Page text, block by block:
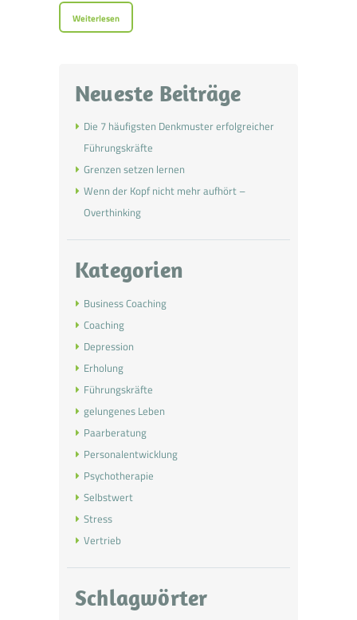
Weiterlesen
Neueste Beiträge
Die 7 häufigsten Denkmuster erfolgreicher
Führungskräfte
Grenzen setzen lernen
Wenn der Kopf nicht mehr aufhört –
Overthinking
Kategorien
Business Coaching
Coaching
Depression
Erholung
Führungskräfte
gelungenes Leben
Paarberatung
Personalentwicklung
Psychotherapie
Selbstwert
Stress
Vertrieb
Schlagwörter